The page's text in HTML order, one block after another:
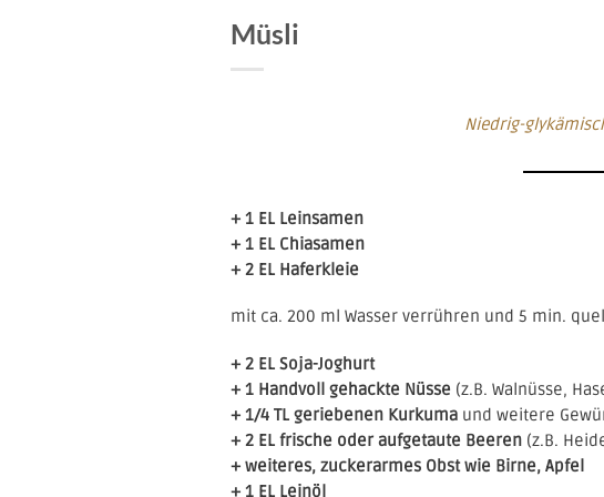
Müsli
Niedrig-
+ 1 EL Leinsamen
+ 1 EL Chiasamen
+ 2 EL Haferkleie
mit ca. 200 ml Wasser verrühren und 5 min.
+ 2 EL Soja-Joghurt
+ 1 Handvoll gehackte Nüsse (z.B. Walnüsse,
+ 1/4 TL geriebenen Kurkumaund weitere
+ 2 EL frische oder aufgetaute Beeren (z.B.
+ weiteres, zuckerarmes Obst wie Birne, Apfel
+ 1 EL Leinöl